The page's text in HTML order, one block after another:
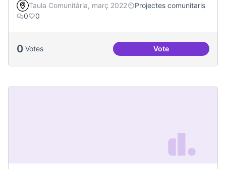
Taula Comunitària, març 2022
Projectes comunitaris
0
0
0 Votes VoteSalut Comunitària